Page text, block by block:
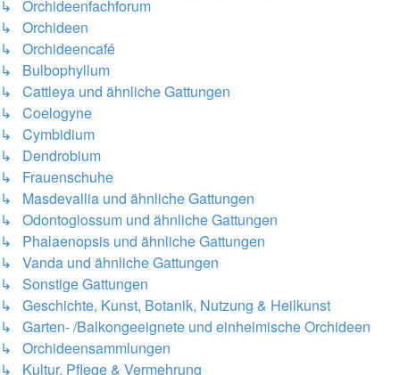
↳ Orchideenfachforum
↳ Orchideen
↳ Orchideencafé
↳ Bulbophyllum
↳ Cattleya und ähnliche Gattungen
↳ Coelogyne
↳ Cymbidium
↳ Dendrobium
↳ Frauenschuhe
↳ Masdevallia und ähnliche Gattungen
↳ Odontoglossum und ähnliche Gattungen
↳ Phalaenopsis und ähnliche Gattungen
↳ Vanda und ähnliche Gattungen
↳ Sonstige Gattungen
↳ Geschichte, Kunst, Botanik, Nutzung & Heilkunst
↳ Garten- /Balkongeeignete und einheimische Orchideen
↳ Orchideensammlungen
↳ Kultur, Pflege & Vermehrung